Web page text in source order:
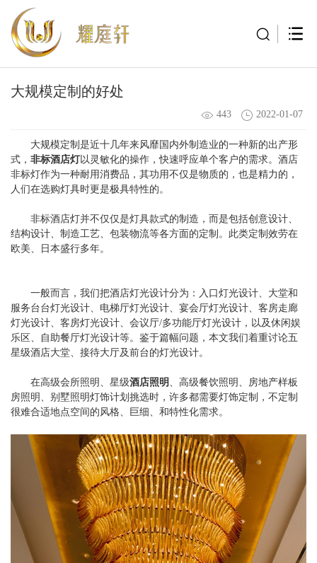
大规模定制的好处
443 2022-01-07
大规模定制是近十几年来风靡国内外制造业的一种新的出产形
式， 非标酒店灯以灵敏化的操作，快速呼应单个客户的需求。酒店
非标灯作为一种耐用消费品，其功用不仅是物质的，也是精力的，
人们在选购灯具时更是极具特性的。
非标酒店灯并不仅仅是灯具款式的制造，而是包括创意设计、
结构设计、制造工艺、包装物流等各方面的定制。此类定制效劳在
欧美、日本盛行多年。
一般而言，我们把酒店灯光设计分为：入口灯光设计、大堂和
服务台台灯光设计、电梯厅灯光设计、宴会厅灯光设计、客房走廊
灯光设计、客房灯光设计、会议厅/多功能厅灯光设计，以及休闲娱
乐区、自助餐厅灯光设计等。鉴于篇幅问题，本文我们着重讨论五
星级酒店大堂、接待大厅及前台的灯光设计。
在高级会所照明、星级酒店照明
、高级餐饮照明、房地产样板
房照明、别墅照明灯饰计划挑选时，许多都需要灯饰定制，不定制
很难合适地点空间的风格、巨细、和特性化需求。